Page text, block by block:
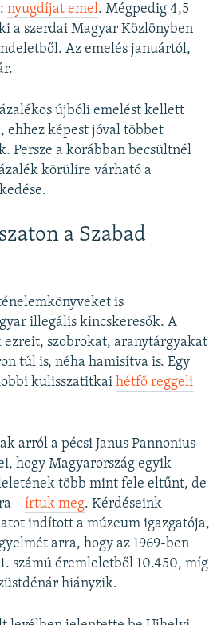
nyugdíjat emel. Mégpedig 4,5
a szerdai Magyar Közlönyben
Az emelés januártól,
újbóli emelést kellett
ehhez képest jóval többet
Persze a korábban becsültnél
körülire várható a
a Szabad
is
illegális kincskeresők. A
ezreit, szobrokat, aranytárgyakat
túl is, néha hamisítva is. Egy
kulisszatitkai hétfő reggeli
arról a pécsi Janus Pannonius
hogy Magyarország egyik
több mint fele eltűnt, de
– írtuk meg. Kérdéseink
indított a múzeum igazgatója,
arra, hogy az 1969-ben
számú éremleletből 10.450, míg
hiányzik.